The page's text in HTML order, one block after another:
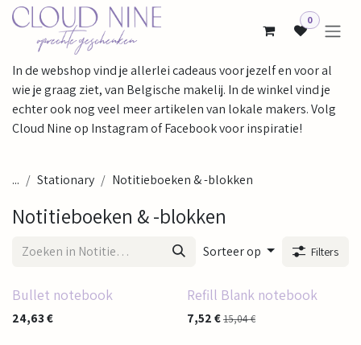
Overslaan naar inhoud
0
In de webshop vind je allerlei cadeaus voor jezelf en voor al
wie je graag ziet, van Belgische makelij. In de winkel vind je
echter ook nog veel meer artikelen van lokale makers. Volg
Cloud Nine op Instagram of Facebook voor inspiratie!
... Stationary Notitieboeken & -blokken
Notitieboeken & -blokken
Sorteer op Filters
Bullet notebook
24,63 €
Refill Blank notebook
7,52 €15,04€